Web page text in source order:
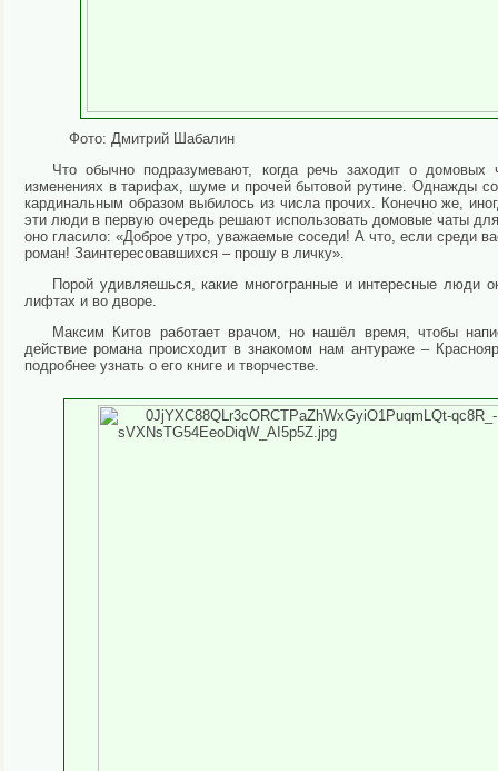
Фото: Дмитрий Шабалин
Что обычно подразумевают, когда речь заходит о
изменениях в тарифах, шуме и прочей бытовой рутине. Однажды
кардинальным образом выбилось из числа прочих. Конечно же,
эти люди в первую очередь решают использовать домовые чаты
оно гласило: «Доброе утро, уважаемые соседи! А что, если среди
роман! Заинтересовавшихся – прошу в личку».
Порой удивляешься, какие многогранные и интересные люди
лифтах и во дворе.
Максим Китов работает врачом, но нашёл время, чтобы
действие романа происходит в знакомом нам антураже –
подробнее узнать о его книге и творчестве.